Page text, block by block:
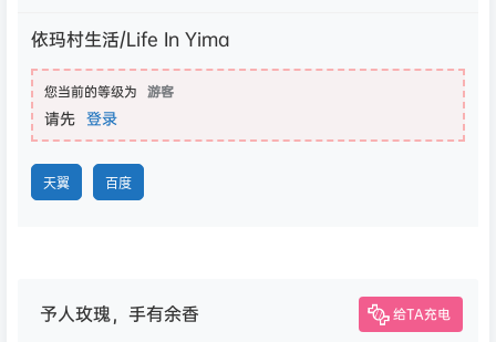
依玛村生活/Life In Yima
您当前的等级为 游客
请先 登录
天翼 百度
予人玫瑰，手有余香 给TA充电